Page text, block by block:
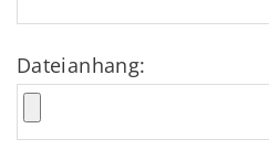
Dateianhang: